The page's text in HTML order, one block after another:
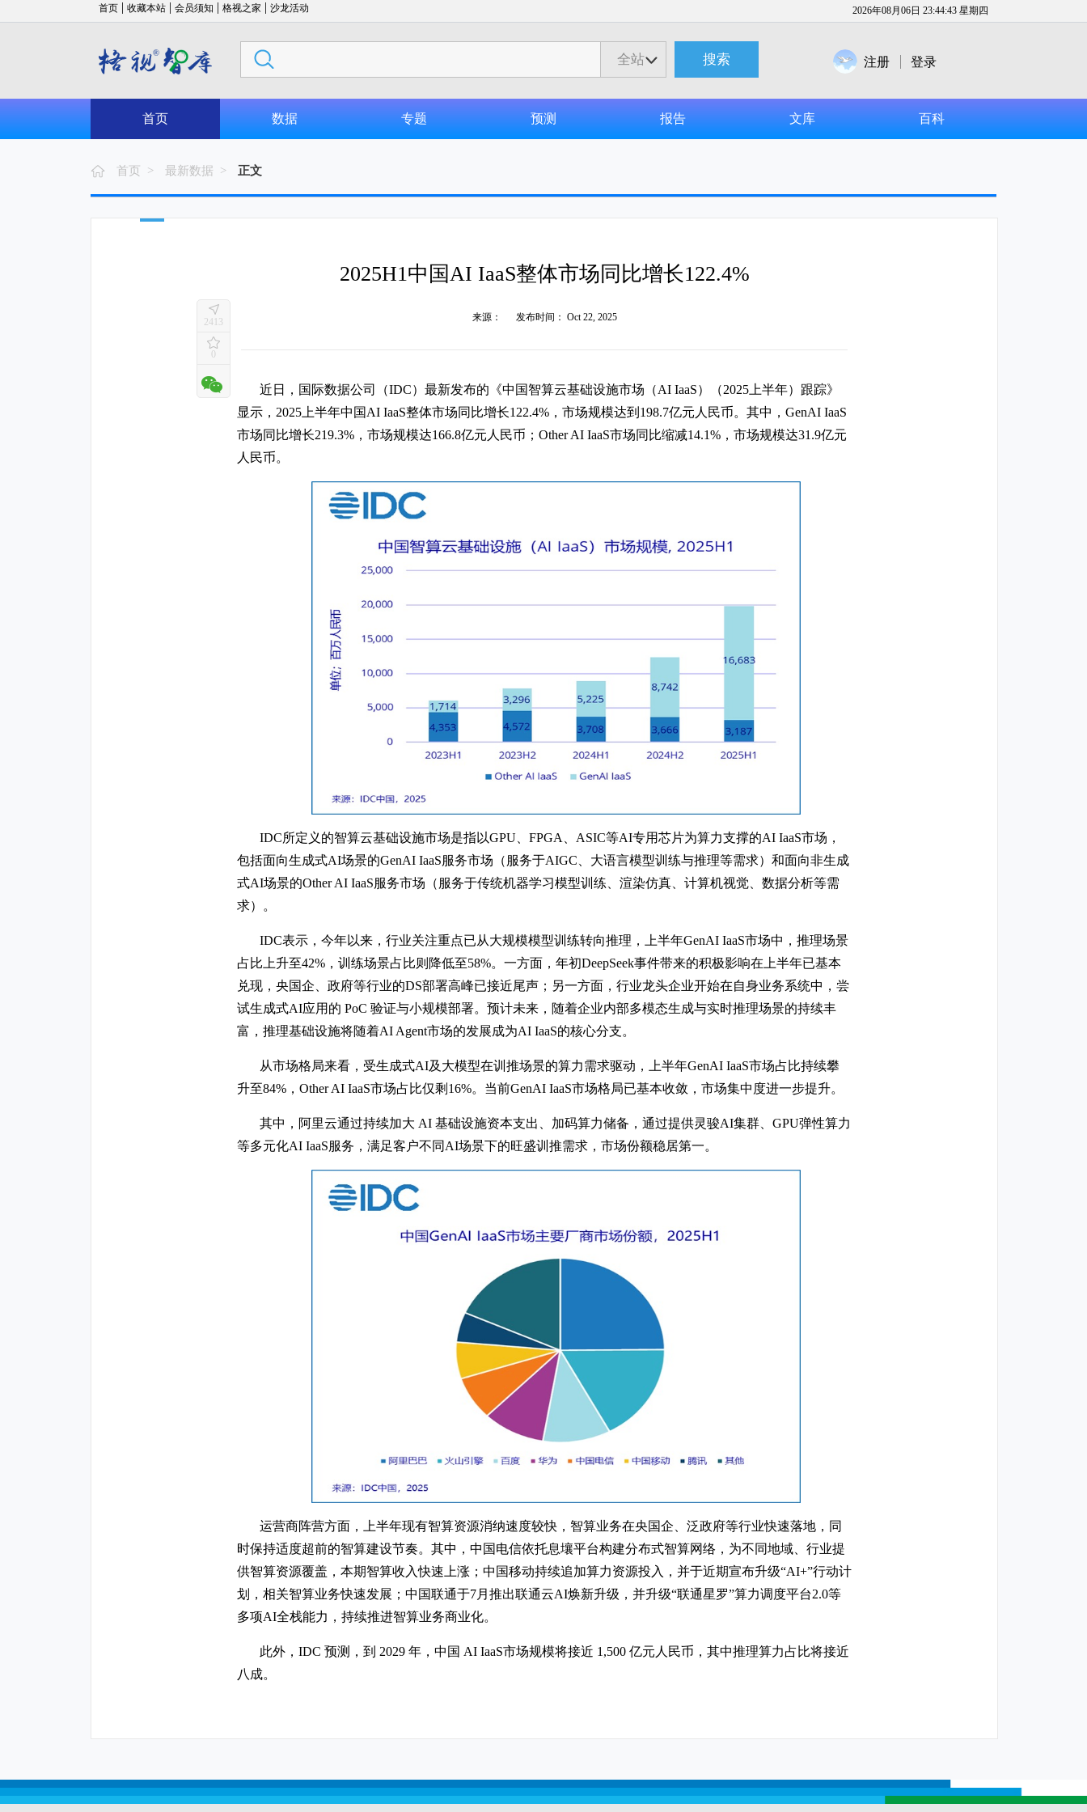
首页 | 收藏本站 | 会员须知 | 格视之家 | 沙龙活动 2026年08月06日 23:44:44 星期四
全站 搜索 注册 登录
首页 数据 专题 预测 报告 文库 百科
首页 > 最新数据 > 正文
2413
0
2025H1中国AI IaaS整体市场同比增长122.4%
来源： 发布时间： Oct 22, 2025
近日，国际数据公司（IDC）最新发布的《中国智算云基础设施市场（AI IaaS）（2025上半年）跟踪》
显示，2025上半年中国AI IaaS整体市场同比增长122.4%，市场规模达到198.7亿元人民币。其中，GenAI IaaS
市场同比增长219.3%，市场规模达166.8亿元人民币；Other AI IaaS市场同比缩减14.1%，市场规模达31.9亿元
人民币。
IDC所定义的智算云基础设施市场是指以GPU、FPGA、ASIC等AI专用芯片为算力支撑的AI IaaS市场，
包括面向生成式AI场景的GenAI IaaS服务市场（服务于AIGC、大语言模型训练与推理等需求）和面向非生成
式AI场景的Other AI IaaS服务市场（服务于传统机器学习模型训练、渲染仿真、计算机视觉、数据分析等需
求）。
IDC表示，今年以来，行业关注重点已从大规模模型训练转向推理，上半年GenAI IaaS市场中，推理场景
占比上升至42%，训练场景占比则降低至58%。一方面，年初DeepSeek事件带来的积极影响在上半年已基本
兑现，央国企、政府等行业的DS部署高峰已接近尾声；另一方面，行业龙头企业开始在自身业务系统中，尝
试生成式AI应用的 PoC 验证与小规模部署。预计未来，随着企业内部多模态生成与实时推理场景的持续丰
富，推理基础设施将随着AI Agent市场的发展成为AI IaaS的核心分支。
从市场格局来看，受生成式AI及大模型在训推场景的算力需求驱动，上半年GenAI IaaS市场占比持续攀
升至84%，Other AI IaaS市场占比仅剩16%。当前GenAI IaaS市场格局已基本收敛，市场集中度进一步提升。
其中，阿里云通过持续加大 AI 基础设施资本支出、加码算力储备，通过提供灵骏AI集群、GPU弹性算力
等多元化AI IaaS服务，满足客户不同AI场景下的旺盛训推需求，市场份额稳居第一。
运营商阵营方面，上半年现有智算资源消纳速度较快，智算业务在央国企、泛政府等行业快速落地，同
时保持适度超前的智算建设节奏。其中，中国电信依托息壤平台构建分布式智算网络，为不同地域、行业提
供智算资源覆盖，本期智算收入快速上涨；中国移动持续追加算力资源投入，并于近期宣布升级“AI+”行动计
划，相关智算业务快速发展；中国联通于7月推出联通云AI焕新升级，并升级“联通星罗”算力调度平台2.0等
多项AI全栈能力，持续推进智算业务商业化。
此外，IDC 预测，到 2029 年，中国 AI IaaS市场规模将接近 1,500 亿元人民币，其中推理算力占比将接近
八成。